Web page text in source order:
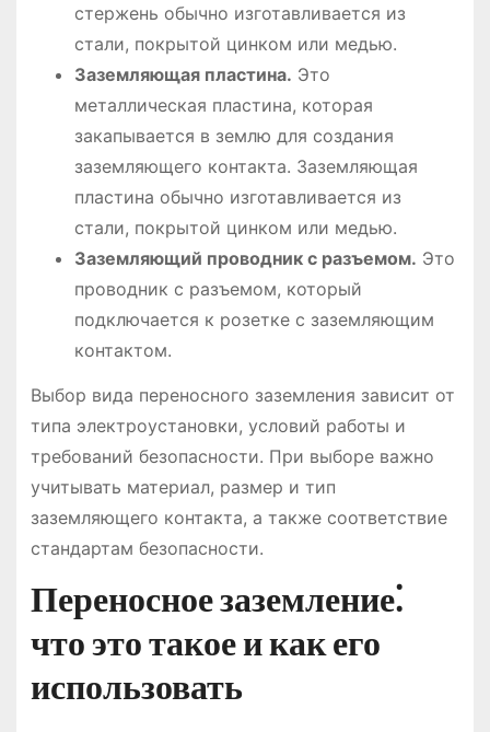
стержень обычно изготавливается из
стали, покрытой цинком или медью.
Заземляющая пластина. Это
металлическая пластина, которая
закапывается в землю для создания
заземляющего контакта. Заземляющая
пластина обычно изготавливается из
стали, покрытой цинком или медью.
Заземляющий проводник с разъемом. Это
проводник с разъемом, который
подключается к розетке с заземляющим
контактом.
Выбор вида переносного заземления зависит от
типа электроустановки, условий работы и
требований безопасности. При выборе важно
учитывать материал, размер и тип
заземляющего контакта, а также соответствие
стандартам безопасности.
Переносное заземление⁚
что это такое и как его
использовать